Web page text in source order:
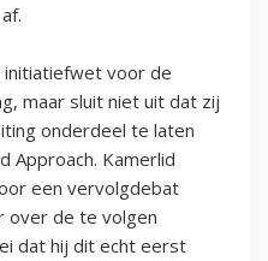
initiatiefwet voor de
maar sluit niet uit dat zij
onderdeel te laten
Approach. Kamerlid
een vervolgdebat
over de te volgen
dat hij dit echt eerst